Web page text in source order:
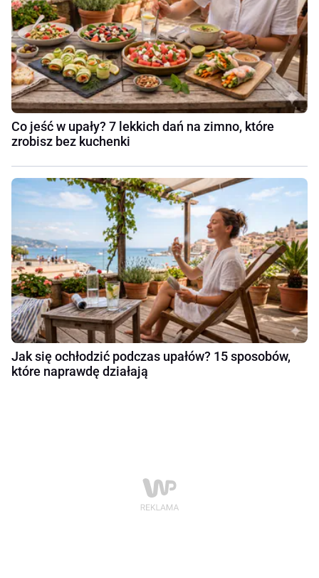
Co jeść w upały? 7 lekkich dań na zimno, które
zrobisz bez kuchenki
Jak się ochłodzić podczas upałów? 15 sposobów,
które naprawdę działają